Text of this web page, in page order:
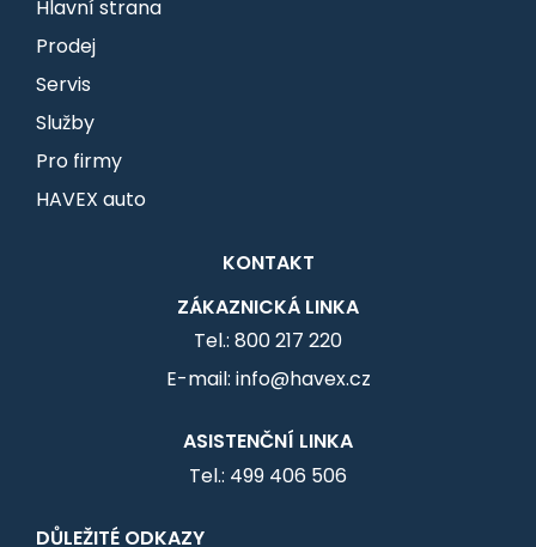
Hlavní strana
Prodej
Servis
Služby
Pro firmy
HAVEX auto
KONTAKT
ZÁKAZNICKÁ LINKA
Tel.: 800 217 220
E-mail: info@havex.cz
ASISTENČNÍ LINKA
Tel.: 499 406 506
DŮLEŽITÉ ODKAZY